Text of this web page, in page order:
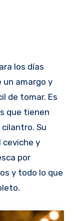
los días
un amargo y
de tomar. Es
que tienen
Su
ceviche y
por
y todo lo que